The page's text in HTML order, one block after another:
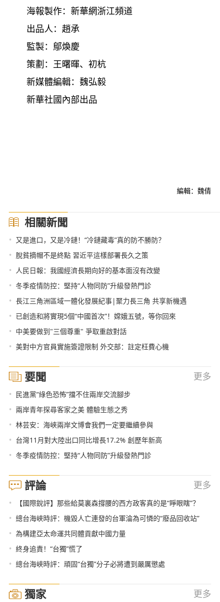
海報製作：新華網浙江頻道
出品人：趙承
監製：鄔煥慶
策劃：王曙暉、初杭
新媒體編輯：魏弘毅
新華社國內部出品
編輯：魏倩
相關新聞
• 又是進口，又是冷鏈！“冷鏈藏毒”真的防不勝防？
• 脫貧摘帽不是終點 習近平這樣部署長久之策
• 人民日報：我國經濟長期向好的基本面沒有改變
• 冬季疫情防控：堅持“人物同防”升級發熱門診
• 長江三角洲區域一體化發展紀事|聚力長三角 共享新機遇
• 已創造和將實現5個“中國首次”！嫦娥五號，等你回來
• 中美要做到"三個尊重" 爭取重啟對話
• 美對中方官員實施簽證限制 外交部：註定枉費心機
要聞 更多
• 民進黨“綠色恐怖”擋不住兩岸交流腳步
• 兩岸青年探尋客家之美 體驗生態之秀
• 林芸安：海峽兩岸文博會我們一定要繼續參與
• 台灣11月對大陸出口同比增長17.2% 創歷年新高
• 冬季疫情防控：堅持“人物同防”升級發熱門診
評論 更多
• 【國際銳評】那些給莫裏森撐腰的西方政客真的是“睜眼瞎”？
• 總台海峽時評：機毀人亡連發的台軍淪為可憐的“廢品回收站”
• 為構建亞太命運共同體貢獻中國力量
• 終身追責！“台獨”慌了
• 總台海峽時評：頑固“台獨”分子必將遭到嚴厲懲處
獨家 更多